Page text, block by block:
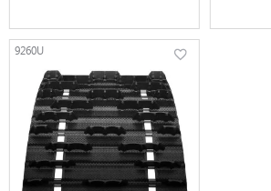
9260U